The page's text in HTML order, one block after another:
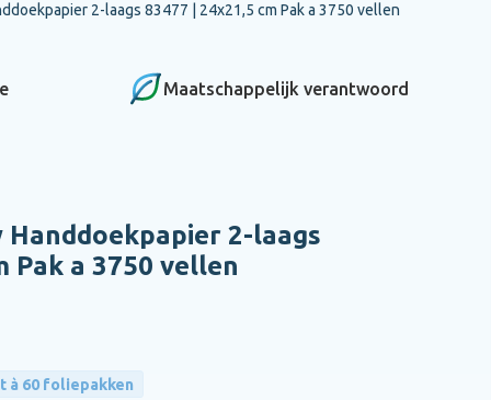
2-laags 83477 | 24x21,5 cm Pak a 3750 vellen
Maatschappelijk verantwoord
2-laags
Pak a 3750 vellen
à 60 foliepakken